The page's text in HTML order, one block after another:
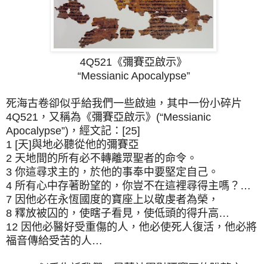
4Q521 《彌賽亞啟示》
“Messianic Apocalypse”
死海古卷卻似乎給我們一些啟迪，其中一份小碎片
4Q521，又稱為《彌賽亞啟示》(“Messianic
Apocalypse”)，經文記：[25]
1 [天]與地必聽從他的彌賽亞
2 天地間的所有必不轉離眾聖者的命令。
3 你這尋求主的，於他的事奉中要堅定自己。
4 所有心中存著盼望的，你豈不在這裡尋得主嗎？…
7 因他必在永恆國度的寶座上以敬虔者為榮，
8 釋放被囚的，使瞎子看見，使低頭的得升高…
12 因他必醫好受重傷的人，他必使死人復活，他必將
福音傳給受苦的人…